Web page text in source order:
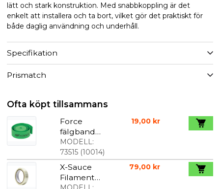
lätt och stark konstruktion. Med snabbkoppling är det
enkelt att installera och ta bort, vilket gör det praktiskt för
både daglig användning och underhåll.
Specifikation
Prismatch
Ofta köpt tillsammans
Force
fälgband
622-19 mm
MODELL:
73515(10014)
19,00 kr
X-Sauce
Filament
79,00 kr